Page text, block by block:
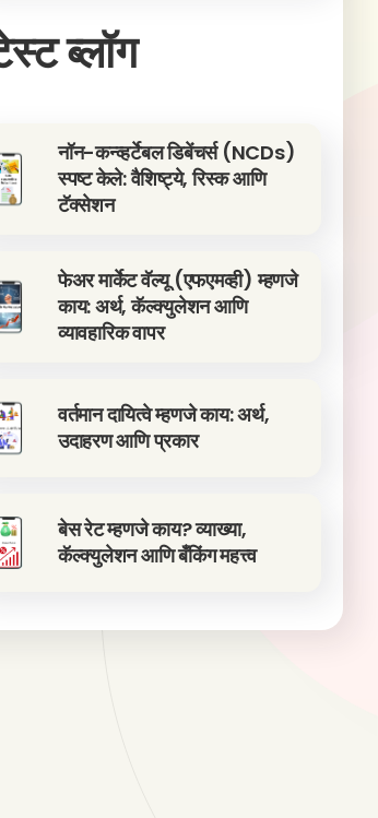
ब्लॉग
नॉन-कन्व्हर्टेबल डिबेंचर्स (NCDs)
स्पष्ट केले: वैशिष्ट्ये, रिस्क आणि
टॅक्सेशन
फेअर मार्केट वॅल्यू (एफएमव्ही) म्हणजे
काय: अर्थ, कॅल्क्युलेशन आणि
व्यावहारिक वापर
वर्तमान दायित्वे म्हणजे काय: अर्थ,
उदाहरण आणि प्रकार
बेस रेट म्हणजे काय? व्याख्या,
कॅल्क्युलेशन आणि बँकिंग महत्त्व